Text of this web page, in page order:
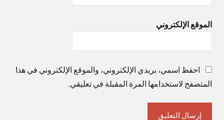
الموقع الإلكتروني
احفظ اسمي، بريدي الإلكتروني، والموقع الإلكتروني في هذا
المتصفح لاستخدامها المرة المقبلة في تعليقي.